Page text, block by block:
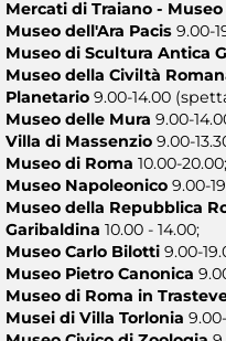
Mercati di Traiano -
Museo dell'Ara Pacis 9.00-
Museo di Scultura Antica
Museo della Civiltà
Planetario 9.00-14.00
Museo delle Mura 9.00-
Villa di Massenzio 9.00-
Museo di Roma 10.00-20.00;
Museo Napoleonico 9.00-
Museo della Repubblica
Garibaldina 10.00 - 14.00;
Museo Carlo Bilotti 9.00-
Museo Pietro Canonica
Museo di Roma in
Musei di Villa Torlonia